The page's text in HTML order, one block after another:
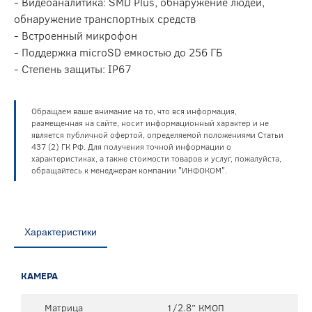
обнаружение транспортных средств
- Встроенный микрофон
- Поддержка microSD емкостью до 256 ГБ
- Степень защиты: IP67
Обращаем ваше внимание на то, что вся информация,
размещенная на сайте, носит информационный характер и не
является публичной офертой, определяемой положениями Статьи
437 (2) ГК РФ. Для получения точной информации о
характеристиках, а также стоимости товаров и услуг, пожалуйста,
обращайтесь к менеджерам компании "ИНФОКОМ".
Характеристики
КАМЕРА
Матрица 1/2.8” КМОП